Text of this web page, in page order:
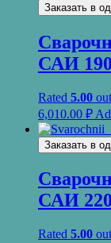
Заказать в
САИ
Rated 5.00
6,010.00 ₽
Заказать в
САИ
Rated 5.00